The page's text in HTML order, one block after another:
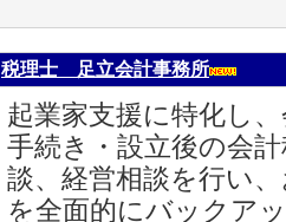
税理士 足立会計事務所
起業家支援に特化し
手続き・設立後の会
談、経営相談を行い
を全面的にバックア